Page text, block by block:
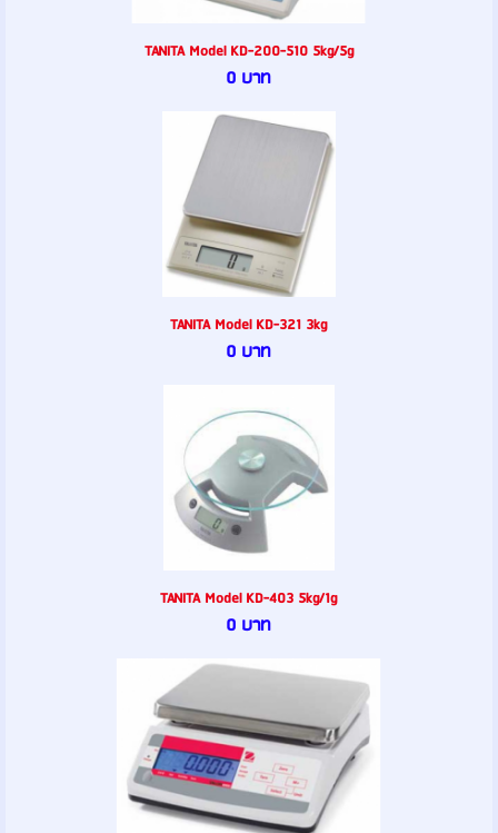
TANITA Model KD-200-510 5kg/5g
0 บาท
TANITA Model KD-321 3kg
0 บาท
TANITA Model KD-403 5kg/1g
0 บาท